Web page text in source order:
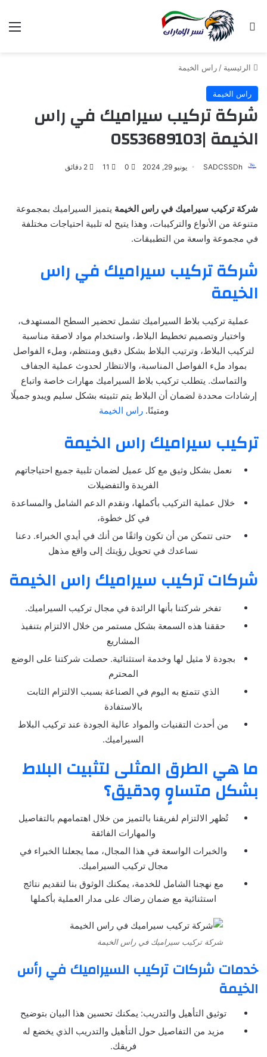
بحث عن
الرئيسية / راس الخيمة
راس الخيمة
شركة تركيب سيراميك في راس
الخيمة |0553689103
SADCSSDh يونيو 29, 2024 0
11
شركة تركيب سيراميك في راس الخيمة يتميز السيراميك بمجموعة
متنوعة من الأنواع والتركيبات، وهذا يتيح له تلبية احتياجات مختلفة
في مجموعة واسعة من التطبيقات.
شركة تركيب سيراميك في راس
الخيمة
عملية تركيب بلاط السيراميك تشمل تحضير السطح المستهدف،
واختيار وتصميم تخطيط البلاط، واستخدام مواد لاصقة مناسبة
لتركيب البلاط، وترتيب البلاط بشكل دقيق ومنتظم، وملء الفواصل
بمواد ملء الفواصل المناسبة، والانتظار لحدوث عملية الجفاف
والتماسك. يتطلب تركيب بلاط السيراميك مهارات خاصة واتباع
إرشادات محددة لضمان أن البلاط يتم تثبيته بشكل سليم ويبدو جميلًا
ومتينًا.راس الخيمة
تركيب سيراميك راس الخيمة
نعمل بشكل وثيق مع كل عميل لضمان تلبية جميع احتياجاتهم
الفريدة والتفضيلات
خلال عملية التركيب بأكملها، ونقدم الدعم الشامل والمساعدة
في كل خطوة،
حتى تتمكن من أن تكون واثقًا من أنك في أيدي الخبراء. دعنا
نساعدك في تحويل رؤيتك إلى واقع مذهل
شركات تركيب سيراميك راس الخيمة
تفخر شركتنا بأنها الرائدة في مجال تركيب السيراميك.
حققنا هذه السمعة بشكل مستمر من خلال الالتزام بتنفيذ
المشاريع
بجودة لا مثيل لها وخدمة استثنائية. حصلت شركتنا على الوضع
المحترم
الذي تتمتع به اليوم في الصناعة بسبب الالتزام الثابت
بالاستفادة
من أحدث التقنيات والمواد عالية الجودة عند تركيب البلاط
السيراميك.
ما هي الطرق المثلى لتثبيت البلاط
بشكل متساوٍ ودقيق؟
تُظهر الالتزام لفريقنا بالتميز من خلال اهتمامهم بالتفاصيل
والمهارات الفائقة
والخبرات الواسعة في هذا المجال، مما يجعلنا الخبراء في
مجال تركيب السيراميك.
مع نهجنا الشامل للخدمة، يمكنك الوثوق بنا لتقديم نتائج
استثنائية مع ضمان رضاك على مدار العملية بأكملها
شركة تركيب سيراميك في راس الخيمة
خدمات شركات تركيب السيراميك في رأس
الخيمة
توثيق التأهيل والتدريب: يمكنك تحسين هذا البيان بتوضيح
مزيد من التفاصيل حول التأهيل والتدريب الذي يخضع له
فريقك.